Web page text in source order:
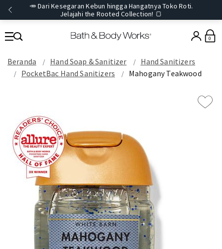
🥕 Dari Kesegaran Kebun hingga Hangatnya Toko Roti.
Jelajahi the Rooted Collection! 🍞
0
Beranda Hand Soap & Sanitizer
Hand Sanitizers
PocketBac Hand Sanitizers
Mahogany Teakwood